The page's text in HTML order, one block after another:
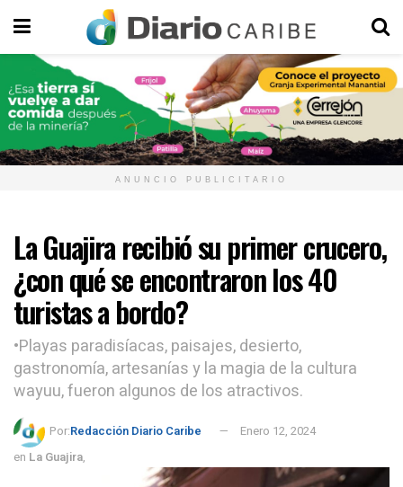
ANUNCIO PUBLICITARIO
La Guajira recibió su primer crucero,
¿con qué se encontraron los 40
turistas a bordo?
•Playas paradisíacas, paisajes, desierto,
gastronomía, artesanías y la magia de la cultura
wayuu, fueron algunos de los atractivos.
Por:Redacción Diario Caribe
Enero 12, 2024
en La Guajira,